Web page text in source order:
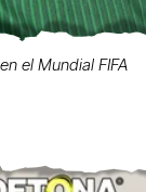
el Mundial FIFA